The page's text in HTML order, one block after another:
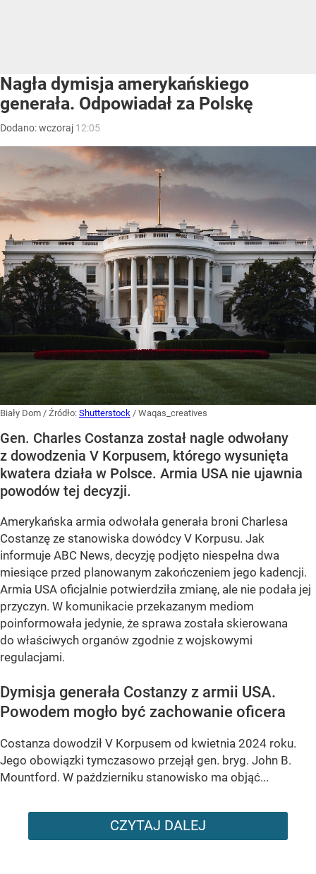
Nagła dymisja amerykańskiego
generała. Odpowiadał za Polskę
Dodano:wczoraj 12:05
Biały Dom / Źródło: Shutterstock / Waqas_creatives
Gen. Charles Costanza został nagle odwołany
z dowodzenia V Korpusem, którego wysunięta
kwatera działa w Polsce. Armia USA nie ujawnia
powodów tej decyzji.
Amerykańska armia odwołała generała broni Charlesa
Costanzę ze stanowiska dowódcy V Korpusu. Jak
informuje ABC News, decyzję podjęto niespełna dwa
miesiące przed planowanym zakończeniem jego kadencji.
Armia USA oficjalnie potwierdziła zmianę, ale nie podała jej
przyczyn. W komunikacie przekazanym mediom
poinformowała jedynie, że sprawa została skierowana
do właściwych organów zgodnie z wojskowymi
regulacjami.
Dymisja generała Costanzy z armii USA.
Powodem mogło być zachowanie oficera
Costanza dowodził V Korpusem od kwietnia 2024 roku.
Jego obowiązki tymczasowo przejął gen. bryg. John B.
Mountford. W październiku stanowisko ma objąć...
CZYTAJ DALEJ